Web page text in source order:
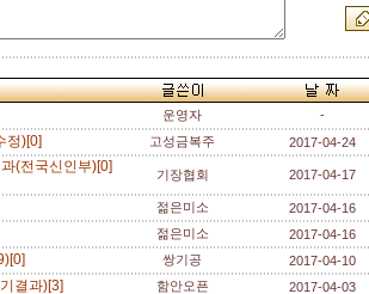
운영자 -
정)[0] 고성금복주 2017-04-24
(전국신인부)[0] 기장협회 2017-04-17
젊은미소 2017-04-16
젊은미소 2017-04-16
쌍기공 2017-04-10
결과)[3] 함안오픈 2017-04-03